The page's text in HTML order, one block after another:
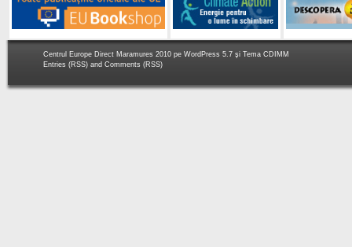
Centrul Europe Direct Maramures 2010 pe WordPress 5.7 şi Tema CDIMM
Entries (RSS) and Comments (RSS)